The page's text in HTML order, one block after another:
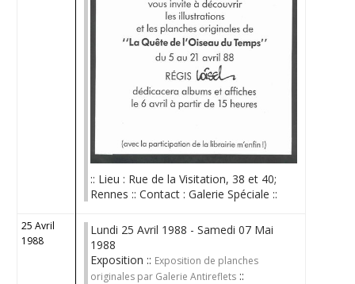
:: Lieu : Rue de la Visitation, 38 et 40;
Rennes :: Contact : Galerie Spéciale ::
25 Avril
1988
Lundi 25 Avril 1988 - Samedi 07 Mai
1988
Exposition :: Exposition de planches
originales par Galerie Antireflets ::